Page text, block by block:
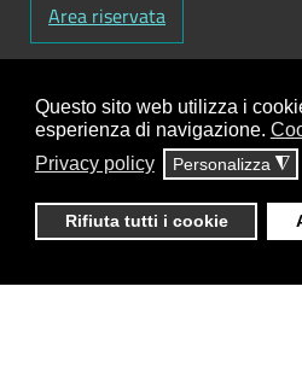
Questo sito web utilizza i
esperienza di navigazione.
Privacy policy
Personalizza ◮
Rifiuta tutti i cookie
Area riservata
Codice Fiscale: 82000090751
01129720759-Codice
UFY1HC
contenuti:Antonio
ClioCom© copyright 2018 -